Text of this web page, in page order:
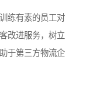
练有素的员工对
改进服务，树立
于第三方物流企